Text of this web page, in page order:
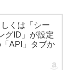
くは「シー
グID」が設定
API」タブか